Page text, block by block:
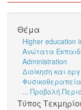
Θέμα
Higher education
Ανώτατα
Administration
Διοίκηση και
Φυσικοθεραπεία
... Προβολή
Τύπος